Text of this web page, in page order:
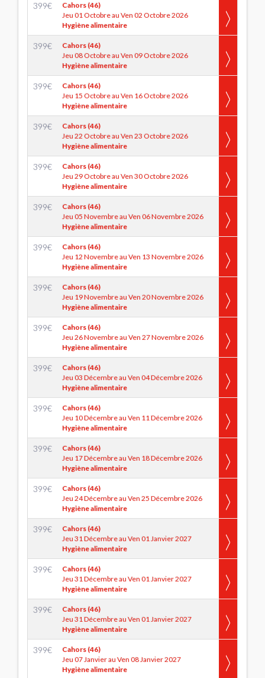
399€
Cahors (46)
Jeu 01 Octobre au Ven 02 Octobre 2026
Hygiène alimentaire
399€
Cahors (46)
Jeu 08 Octobre au Ven 09 Octobre 2026
Hygiène alimentaire
399€
Cahors (46)
Jeu 15 Octobre au Ven 16 Octobre 2026
Hygiène alimentaire
399€
Cahors (46)
Jeu 22 Octobre au Ven 23 Octobre 2026
Hygiène alimentaire
399€
Cahors (46)
Jeu 29 Octobre au Ven 30 Octobre 2026
Hygiène alimentaire
399€
Cahors (46)
Jeu 05 Novembre au Ven 06 Novembre 2026
Hygiène alimentaire
399€
Cahors (46)
Jeu 12 Novembre au Ven 13 Novembre 2026
Hygiène alimentaire
399€
Cahors (46)
Jeu 19 Novembre au Ven 20 Novembre 2026
Hygiène alimentaire
399€
Cahors (46)
Jeu 26 Novembre au Ven 27 Novembre 2026
Hygiène alimentaire
399€
Cahors (46)
Jeu 03 Décembre au Ven 04 Décembre 2026
Hygiène alimentaire
399€
Cahors (46)
Jeu 10 Décembre au Ven 11 Décembre 2026
Hygiène alimentaire
399€
Cahors (46)
Jeu 17 Décembre au Ven 18 Décembre 2026
Hygiène alimentaire
399€
Cahors (46)
Jeu 24 Décembre au Ven 25 Décembre 2026
Hygiène alimentaire
399€
Cahors (46)
Jeu 31 Décembre au Ven 01 Janvier 2027
Hygiène alimentaire
399€
Cahors (46)
Jeu 31 Décembre au Ven 01 Janvier 2027
Hygiène alimentaire
399€
Cahors (46)
Jeu 31 Décembre au Ven 01 Janvier 2027
Hygiène alimentaire
399€
Cahors (46)
Jeu 07 Janvier au Ven 08 Janvier 2027
Hygiène alimentaire